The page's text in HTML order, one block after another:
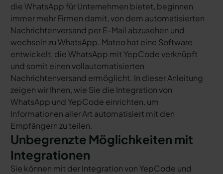
die WhatsApp für Unternehmen bietet, beginnen
immer mehr Firmen damit, von dem automatisierten
Nachrichtenversand per E-Mail abzusehen und
wechseln zu WhatsApp. Mateo hat eine Software
entwickelt, die WhatsApp mit YepCode verknüpft
und somit einen vollautomatisierten
Nachrichtenversand ermöglicht. In dieser Anleitung
zeigen wir Ihnen, wie Sie die Integration von
WhatsApp und YepCode einrichten, um
Informationen aller Art automatisiert mit den
Empfängern zu teilen.
Unbegrenzte Möglichkeiten mit
Integrationen
Sie können mit der Integration von YepCode und